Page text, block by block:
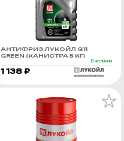
АНТИФРИЗ ЛУКОЙЛ G11
GREEN (КАНИСТРА 5 КГ)
В наличии
1 138 ₽